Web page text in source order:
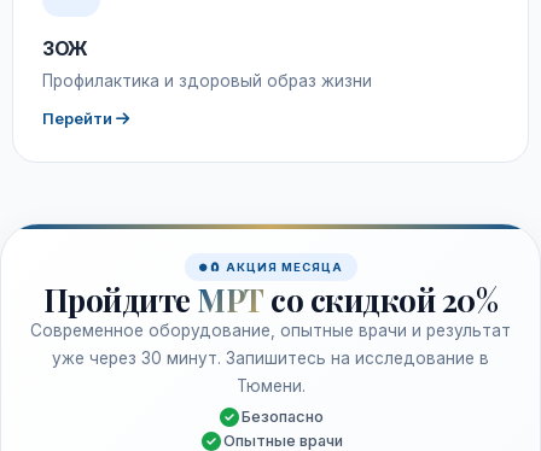
ЗОЖ
Профилактика и здоровый образ жизни
Перейти
🧲 АКЦИЯ МЕСЯЦА
Пройдите МРТ со скидкой 20%
Современное оборудование, опытные врачи и результат
уже через 30 минут. Запишитесь на исследование в
Тюмени.
Безопасно
Опытные врачи